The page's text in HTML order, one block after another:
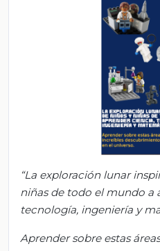
“La exploración lunar
niñas de todo el mundo a
tecnología, ingeniería y
Aprender sobre estas